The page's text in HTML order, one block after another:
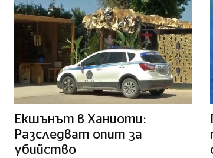
Екшънът в Ханиоти:
Разследват опит за
убийство